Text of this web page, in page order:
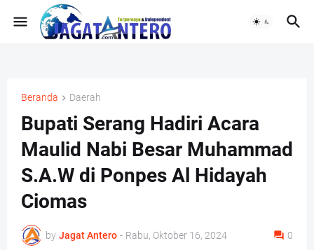
Beranda Daerah
Bupati Serang Hadiri Acara
Maulid Nabi Besar Muhammad
S.A.W di Ponpes Al Hidayah
Ciomas
by Jagat Antero - Rabu, Oktober 16, 2024 0